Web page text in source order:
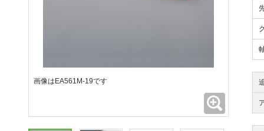
画像はEA561M-19です